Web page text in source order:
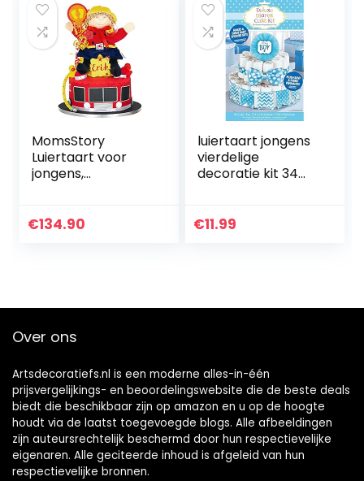
MomsStory
Luiertaart voor
jongens,
geboorte, doop,
€134.90
luiertaart jongens
vierdelige
decoratie kit 34
€11.99
Over ons
Artsdecoratiefs.nl is een moderne alles-in-één
prijsvergelijkings- en beoordelingswebsite die de beste deals
biedt die beschikbaar zijn op amazon en u op de hoogte
houdt via de laatst toegevoegde blogs. Alle afbeeldingen
zijn auteursrechtelijk beschermd door hun respectievelijke
eigenaren. Alle geciteerde inhoud is afgeleid van hun
respectievelijke bronnen.